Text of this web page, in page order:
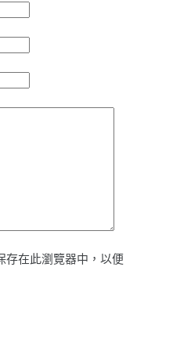
存在此瀏覽器中，以便